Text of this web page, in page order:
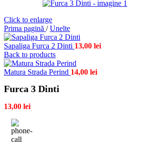
Click to enlarge
Prima pagină / Unelte
Sapaliga Furca 2 Dinti 13,00 lei
Back to products
Matura Strada Perind 14,00 lei
Furca 3 Dinti
13,00 lei